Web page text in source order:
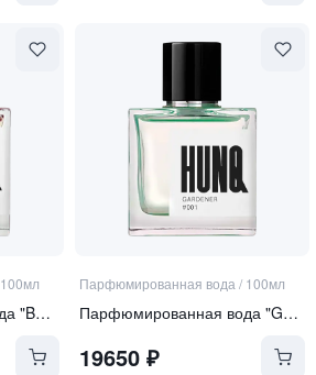
100мл
Парфюмированная вода "BARMAN"
Парфюмированная вода/ 100мл
Парфюмированная вода "GARDENER"
19650₽